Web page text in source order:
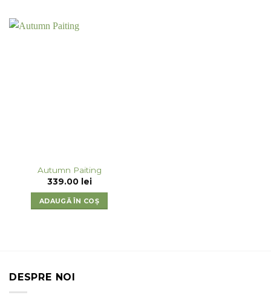
Autumn Paiting
339.00
lei
ADAUGĂ ÎN COȘ
DESPRE NOI